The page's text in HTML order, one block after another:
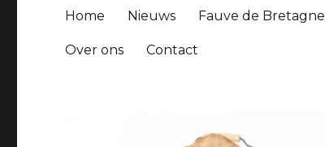
Home Nieuws Fauve de Bretagne
Over ons Contact